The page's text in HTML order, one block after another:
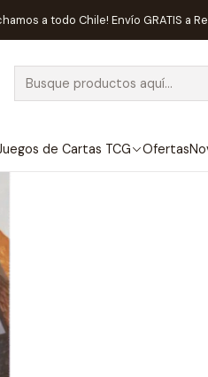
de Cartas TCG Ofertas
a todo Chile! Envío GRATIS a
Juegos de Mesa Expansiones
AGOTADO